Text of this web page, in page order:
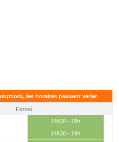
les horaires peuvent varier
Fermé
14h30 - 19h
14h30 - 19h